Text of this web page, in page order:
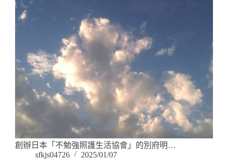
創辦日本「不勉強照護生活協會」的別府明…
sfkjs04726
2025/01/07